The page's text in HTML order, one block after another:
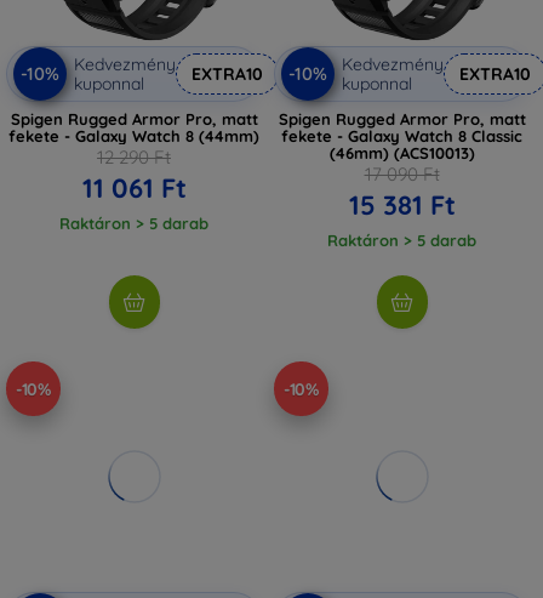
-10%
Kedvezmény
kuponnal
EXTRA10
Spigen Rugged Armor Pro, matt
fekete - Galaxy Watch 8 (44mm)
12 290 Ft
11 061 Ft
Raktáron > 5 darab
-10%
Kedvezmény
kuponnal
EXTRA10
Spigen Rugged Armor Pro, matt
fekete - Galaxy Watch 8 Classic
(46mm) (ACS10013)
17 090 Ft
15 381 Ft
Raktáron > 5 darab
-10% -10%